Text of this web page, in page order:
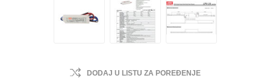
DODAJ U LISTU ZA POREĐENJE